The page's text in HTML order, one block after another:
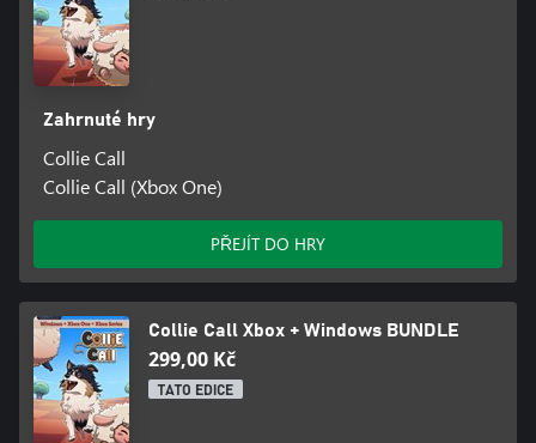
Zahrnuté hry
Collie Call
Collie Call (Xbox One)
PŘEJÍT DO HRY
Collie Call Xbox + Windows BUNDLE
299,00 Kč
TATO EDICE